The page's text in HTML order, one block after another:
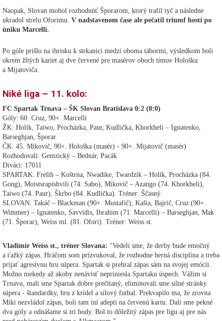
Naopak, Slovan mohol rozhodnúť Šporarom, ktorý trafil tyč a následne
ukradol strelu Oforimu. V nadstavenom čase ale pečatil triumf hostí po
úniku Marcelli.
Po góle prišlo na ihrisku k strkanici medzi oboma tábormi, výsledkom boli
okrem žltých kariet aj dve červené pre masérov oboch tímov Hološku
a Mijatoviča.
Niké liga – 11. kolo:
FC Spartak Trnava – ŠK Slovan Bratislava 0:2 (0:0)
Góly: 60. Cruz, 90+. Marcelli
ŽK: Holík, Taiwo, Procházka, Paur, Kudlička, Khorkheli – Ignatenko,
Barseghjan, Šporar
ČK: 45. Mikovič, 90+. Hološka (masér) - 90+. Mijatovič (masér)
Rozhodovali: Gemzický – Bednár, Pacák
Diváci: 17011
SPARTAK: Frelih – Koštrna, Nwadike, Twardzik – Holík, Procházka (84.
Gong), Moistsrapishvili (74. Sabo), Mikovič – Azango (74. Khorkheli),
Taiwo (74. Paur), Škrbo (84. Kudlička). Tréner: Ščasný.
SLOVAN: Takáč – Blackman (90+. Mustafič), Kašia, Bajrič, Cruz (90+.
Wimmer) – Ignatenko, Savvidis, Ibrahim (71. Marcelli) – Barseghjan, Mak
(71. Šporar), Weiss ml. (81. Ofori). Tréner: Weiss st.
Vladimír Weiss st., tréner Slovana: "Vedeli sme, že derby bude emočný
a ťažký zápas. Hráčom som prízvukoval, že rozhodne herná disciplína a treba
prijať agresívnu hru súpera. Spartak si prehral zápas sám na svojej emócii.
Možno niekedy až akoby nenávisť nepriniesla Spartaku úspech. Vážim si
Trnavu, mali sme Spartak dobre prečítaný, eliminovali sme silné stránky
súpera - štandardky, hru z krídel a silový futbal. Prekvapilo ma, že zrovna
Miki nezvládol zápas, boli tam iní adepti na červenú kartu. Dali sme pekné
dva góly a odnášame si tri body. Bol to dôležitý zápas pre ligu aj pre nás